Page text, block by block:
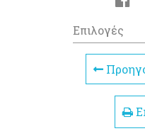
Επιλογές